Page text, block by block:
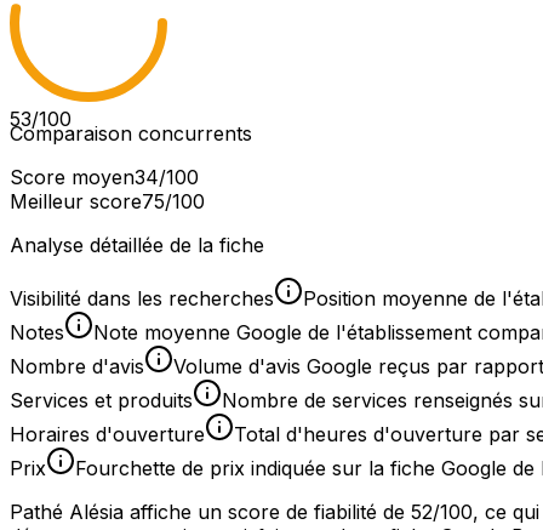
53/100
Comparaison concurrents
Score moyen34/100
Meilleur score75/100
Analyse détaillée de la fiche
Visibilité dans les recherches
Position moyenne de
Notes
Note moyenne Google de l'établissement
Nombre d'avis
Volume d'avis Google reçus par
Services et produits
Nombre de services renseignés
Horaires d'ouverture
Total d'heures d'ouverture par
Prix
Fourchette de prix indiquée sur la fiche Google de
Pathé Alésia affiche un score de fiabilité de 52/100, ce